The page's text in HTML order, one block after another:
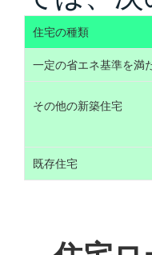
住宅の種類
一定の省エネ基準を満
その他の新築住宅
既存住宅